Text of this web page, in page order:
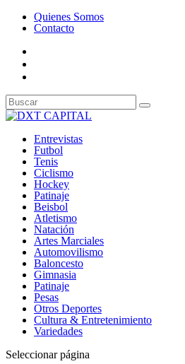
Quienes Somos
Contacto
Entrevistas
Futbol
Tenis
Ciclismo
Hockey
Patinaje
Beisbol
Atletismo
Natación
Artes Marciales
Automovilismo
Baloncesto
Gimnasia
Patinaje
Pesas
Otros Deportes
Cultura & Entretenimiento
Variedades
Seleccionar página